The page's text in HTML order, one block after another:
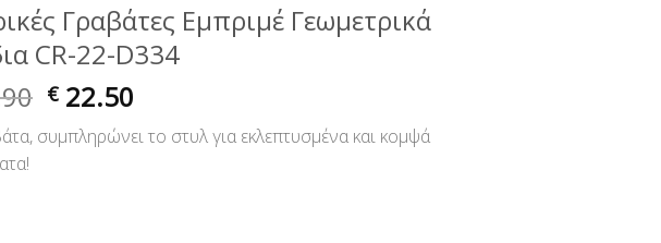
Γραβάτες Εμπριμέ Γεωμετρικά
CR-22-D334
€ 22.50
συμπληρώνει το στυλ για εκλεπτυσμένα και κομψά